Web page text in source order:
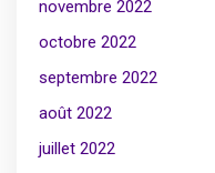
novembre 2022
octobre 2022
septembre 2022
août 2022
juillet 2022